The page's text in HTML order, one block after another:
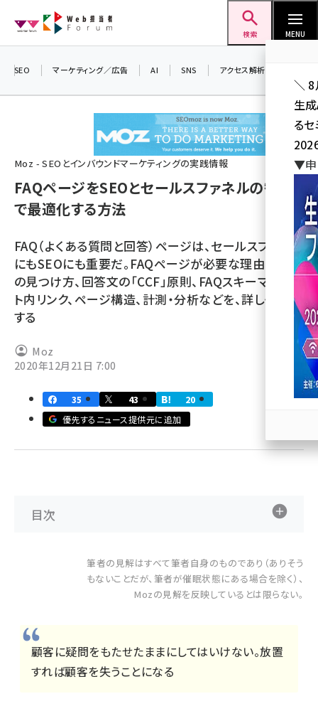
ン
検索 MENU
seo (3524)
ai (2804)
youtube (2431)
note (2312)
セミナー (2306)
z世代 (1622)
SEO マーケティング／広告 AI SNS アクセス解析／データ分析
Moz - SEOとインバウンドマーケティングの実践情報
FAQページをSEOとセールスファネルの観点
で最適化する方法
FAQ（よくある質問と回答）ページは、セールスファネル
にもSEOにも重要だ。FAQページが必要な理由、質問
の見つけ方、回答文の「CCF」原則、FAQスキーマ、サイ
ト内リンク、ページ構造、計測・分析などを、詳しく解説
する
Moz
2020年12月21日 7:00
35 43
20
優先するニュース提供元に追加
目次
筆者の見解はすべて筆者自身のものであり（ありそう
もないことだが、筆者が催眠状態にある場合を除く）、
Mozの見解を反映しているとは限らない。
顧客に疑問をもたせたままにしてはいけない。放置
すれば顧客を失うことになる
＼ 8
生
る
▼申